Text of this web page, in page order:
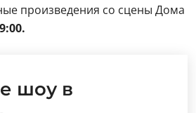
произведения со сцены Дома
шоу в